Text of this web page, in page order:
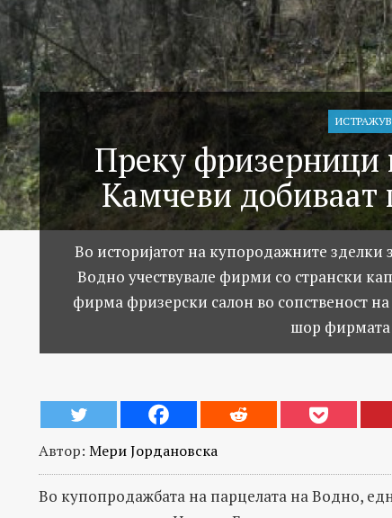
Преку фризерници
Камчеви добиваат
Во историјатот на купородажните
Водно учествувале фирми со странски
фирма фризерски салон во сопственост
шор фирмата
Автор: Мери Јордановска
Во купопродажбата на парцелата на Водно,